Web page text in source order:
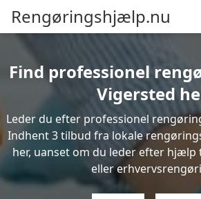
Rengøringshjælp.nu
Find professionel
Vigersted
Leder du efter professionel
Indhent 3 tilbud fra lokale
her, uanset om du leder efter
eller